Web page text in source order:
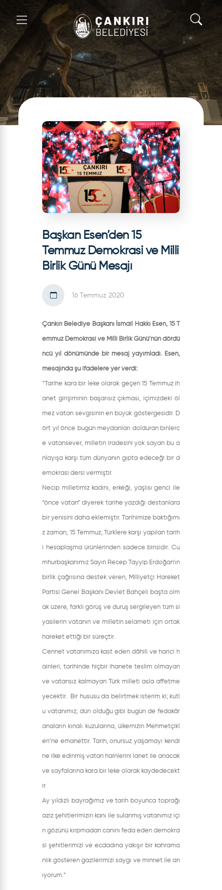
Başkan Esen’den 15
Temmuz Demokrasi ve Milli
Birlik Günü Mesajı
16 Temmuz 2020
Çankırı Belediye Başkanı İsmail Hakkı Esen, 15 T
emmuz Demokrasi ve Milli Birlik Günü’nün dördü
ncü yıl dönümünde bir mesaj yayımladı. Esen,
mesajında şu ifadelere yer verdi:
“Tarihe kara bir leke olarak geçen 15 Temmuz ih
anet girişiminin başarısız çıkması, içimizdeki öl
mez vatan sevgisinin en büyük göstergesidir. D
ört yıl önce bugün meydanları dolduran binlerc
e vatansever, milletin iradesini yok sayan bu a
nlayışa karşı tüm dünyanın gıpta edeceği bir d
emokrasi dersi vermiştir.
Necip milletimiz kadını, erkeği, yaşlısı genci ile
“önce vatan” diyerek tarihe yazdığı destanlara
bir yenisini daha eklemiştir. Tarihimize baktığımı
z zaman; 15 Temmuz, Türklere karşı yapılan tarih
i hesaplaşma ürünlerinden sadece birisidir. Cu
mhurbaşkanımız Sayın Recep Tayyip Erdoğan’ın
birlik çağrısına destek veren, Milliyetçi Hareket
Partisi Genel Başkanı Devlet Bahçeli başta olm
ak üzere, farklı görüş ve duruş sergileyen tüm si
yasilerin vatanın ve milletin selameti için ortak
hareket ettiği bir süreçtir.
Cennet vatanımıza kast eden dâhili ve harici h
ainleri, tarihinde hiçbir ihanete teslim olmayan
ve vatansız kalmayan Türk milleti asla affetme
yecektir. Bir hususu da belirtmek isterim ki; kutl
u vatanımız; dün olduğu gibi bugün de fedakâr
anaların kınalı kuzularına, ülkemizin Mehmetçikl
eri’ne emanettir. Tarih, onursuz yaşamayı kendi
ne ilke edinmiş vatan hainlerini lanet ile anacak
ve sayfalarına kara bir leke olarak kaydedecekt
ir.
Ay yıldızlı bayrağımız ve tarih boyunca toprağı
aziz şehitlerimizin kanı ile sulanmış vatanımız içi
n gözünü kırpmadan canını feda eden demokra
si şehitlerimizi ve ecdadına yakışır bir kahrama
nlık gösteren gazilerimizi saygı ve minnet ile an
ıyorum.”